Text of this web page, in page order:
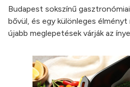
Budapest sokszínű
bővül, és egy különleges
újabb meglepetések várják az